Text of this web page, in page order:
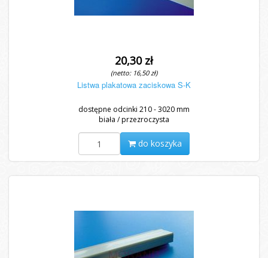
20,30 zł
(netto: 16,50 zł)
Listwa plakatowa zaciskowa S-K
dostępne odcinki 210 - 3020 mm
biała / przezroczysta
do koszyka